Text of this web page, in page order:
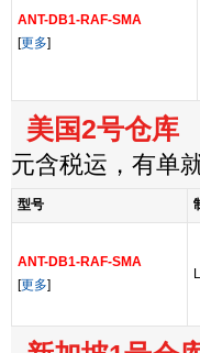
ANT-DB1-RAF-SMA
[更多]
美国2号仓库
元含税运，有单
型号
ANT-DB1-RAF-SMA
[更多]